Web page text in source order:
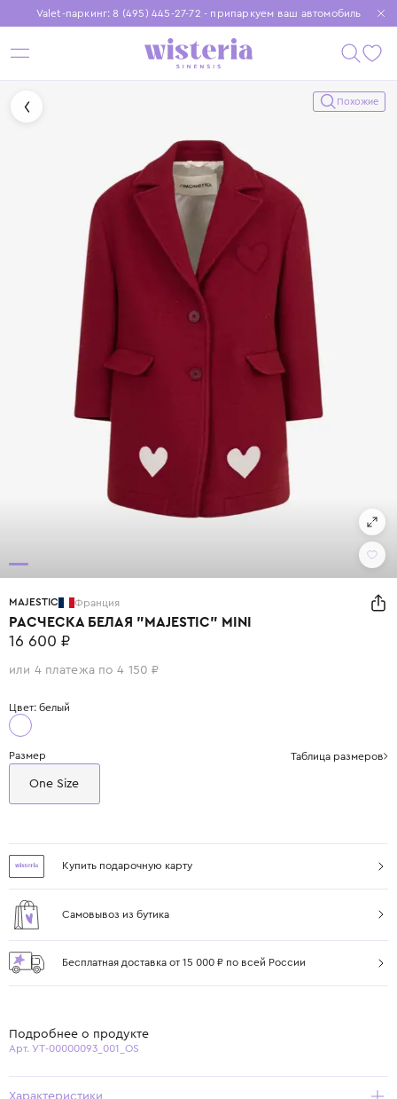
Valet-паркинг: 8 (495) 445-27-72 - припаркуем ваш автомобиль
Бесплатная доставка при заказе от 15 000 ₽
Установите приложение, чтобы покупки были еще удобнее
Похожие
MAJESTIC Франция
РАСЧЕСКА БЕЛАЯ "MAJESTIC" MINI
16 600 ₽
или 4 платежа по 4 150 ₽
Цвет: белый
Размер Таблица размеров
One Size
Купить подарочную карту
Самовывоз из бутика
Бесплатная доставка от 15 000 ₽ по всей России
Подробнее о продукте
Арт. УТ-00000093_001_OS